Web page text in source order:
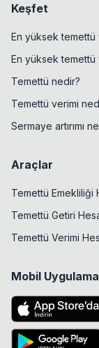
Keşfet
En yüksek
En yüksek
Temettü nedir?
Temettü verimi
Sermaye artırımı
Araçlar
Temettü Emekliliği
Temettü Getiri
Temettü Verimi
Mobil Uygulama